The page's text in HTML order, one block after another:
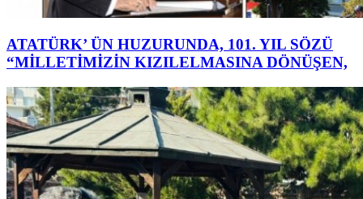
ATATÜRK’ ÜN HUZURUNDA, 101. YIL SÖZÜ
“MİLLETİMİZİN KIZILELMASINA DÖNÜŞEN,